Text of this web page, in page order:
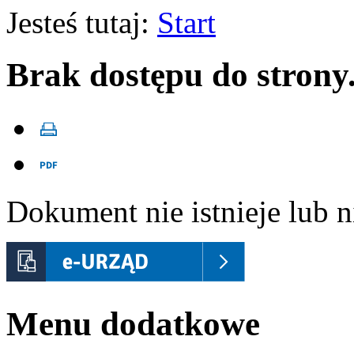
Jesteś tutaj: Start
Brak dostępu do
Dokument nie istnieje lub
Menu dodatkowe